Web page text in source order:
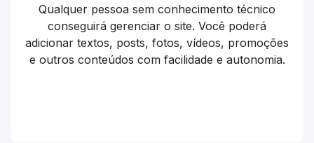
Qualquer pessoa sem conhecimento técnico
conseguirá gerenciar o site. Você poderá
adicionar textos, posts, fotos, vídeos, promoções
e outros conteúdos com facilidade e autonomia.